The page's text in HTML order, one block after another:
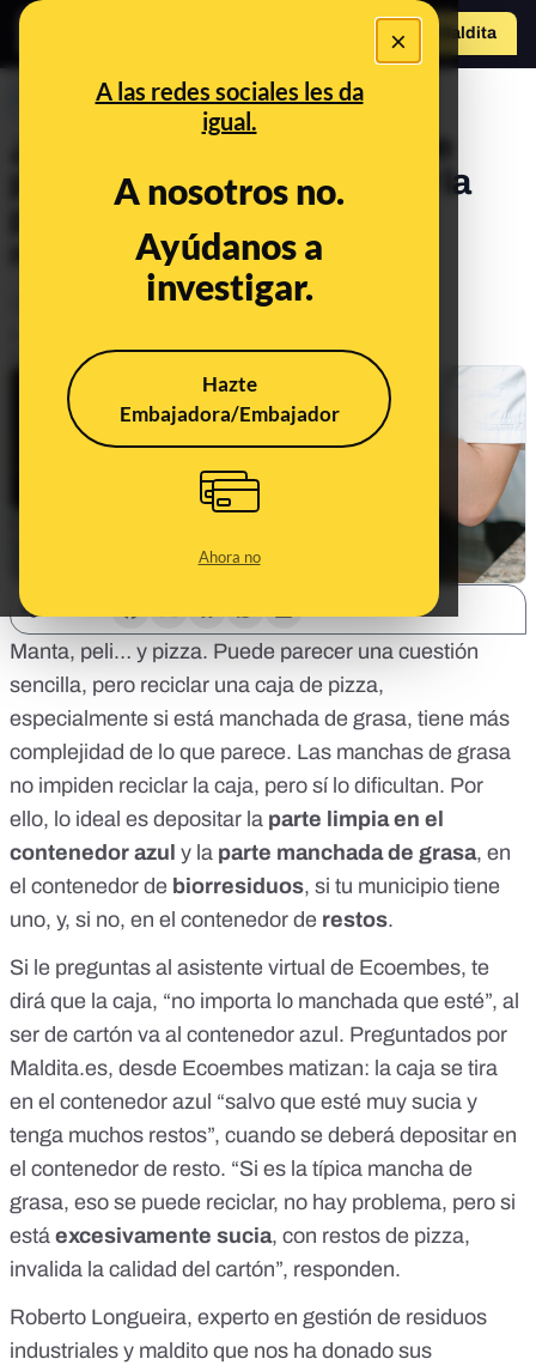
×
A las redes sociales les da
igual.
A nosotros no.
Ayúdanos a
investigar.
Hazte
Embajadora/Embajador
Ahora no
Hazte Maldita
PREBUNKING
¿Dónde reciclar una caja de
pizza? Lo mejor es separar la
parte limpia de la que está
manchada de grasa
Actualizado elDec 30, 2022, 9:44:00 AM
Manta, peli… y pizza. Puede parecer una cuestión
sencilla, pero reciclar una caja de pizza,
especialmente si está manchada de grasa, tiene más
complejidad de lo que parece. Las manchas de grasa
no impiden reciclar la caja, pero sí lo dificultan. Por
ello, lo ideal es depositar la parte limpia en el
contenedor azul y la parte manchada de grasa, en
el contenedor de biorresiduos, si tu municipio tiene
uno, y, si no, en el contenedor de restos.
Si le preguntas al asistente virtual de Ecoembes, te
dirá que la caja, “no importa lo manchada que esté”, al
ser de cartón va al contenedor azul. Preguntados por
Maldita.es, desde Ecoembes matizan: la caja se tira
en el contenedor azul “salvo que esté muy sucia y
tenga muchos restos”, cuando se deberá depositar en
el contenedor de resto. “Si es la típica mancha de
grasa, eso se puede reciclar, no hay problema, pero si
está excesivamente sucia, con restos de pizza,
invalida la calidad del cartón”, responden.
Roberto Longueira, experto en gestión de residuos
industriales y maldito que nos ha donado sus